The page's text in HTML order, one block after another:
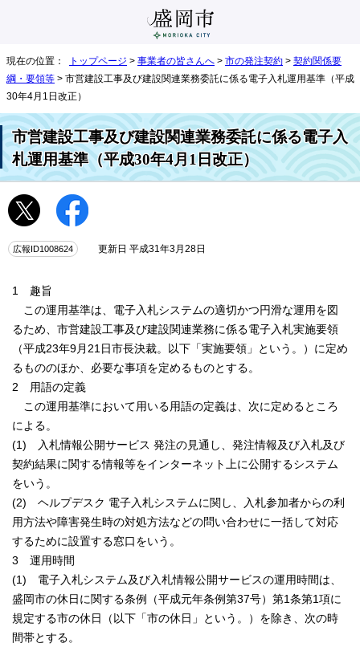
現在の位置： トップページ > 事業者の皆さんへ > 市の発注契約 > 契約関係要
綱・要領等 > 市営建設工事及び建設関連業務委託に係る電子入札運用基準（平成
30年4月1日改正）
市営建設工事及び建設関連業務委託に係る電子入
札運用基準（平成30年4月1日改正）
広報ID1008624 更新日 平成31年3月28日
1 趣旨
この運用基準は、電子入札システムの適切かつ円滑な運用を図
るため、市営建設工事及び建設関連業務に係る電子入札実施要領
（平成23年9月21日市長決裁。以下「実施要領」という。）に定め
るもののほか、必要な事項を定めるものとする。
2 用語の定義
この運用基準において用いる用語の定義は、次に定めるところ
による。
(1) 入札情報公開サービス 発注の見通し、発注情報及び入札及び
契約結果に関する情報等をインターネット上に公開するシステム
をいう。
(2) ヘルプデスク 電子入札システムに関し、入札参加者からの利
用方法や障害発生時の対処方法などの問い合わせに一括して対応
するために設置する窓口をいう。
3 運用時間
(1) 電子入札システム及び入札情報公開サービスの運用時間は、
盛岡市の休日に関する条例（平成元年条例第37号）第1条第1項に
規定する市の休日（以下「市の休日」という。）を除き、次の時
間帯とする。